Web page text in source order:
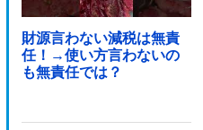
財源言わない減税は無責
任！→使い方言わないの
も無責任では？